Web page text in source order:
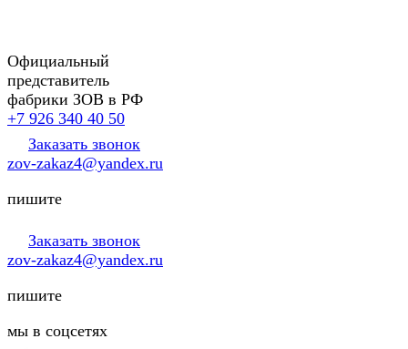
Официальный
представитель
фабрики ЗОВ в РФ
+7 926 340 40 50
Заказать звонок
zov-zakaz4@yandex.ru
пишите
Заказать звонок
zov-zakaz4@yandex.ru
пишите
мы в соцсетях